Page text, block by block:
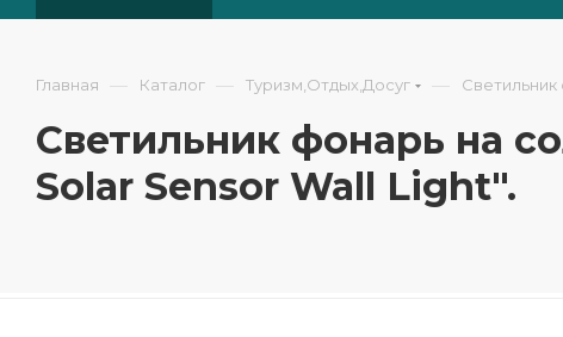
Главная — Каталог — Туризм,Отдых,Досуг — Светильник
Светильник фонарь на
Solar Sensor Wall Light".